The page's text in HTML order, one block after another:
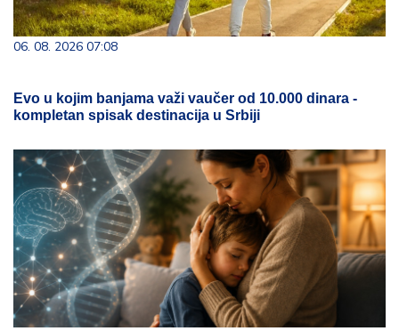
06. 08. 2026 07:08
Evo u kojim banjama važi vaučer od 10.000 dinara -
kompletan spisak destinacija u Srbiji